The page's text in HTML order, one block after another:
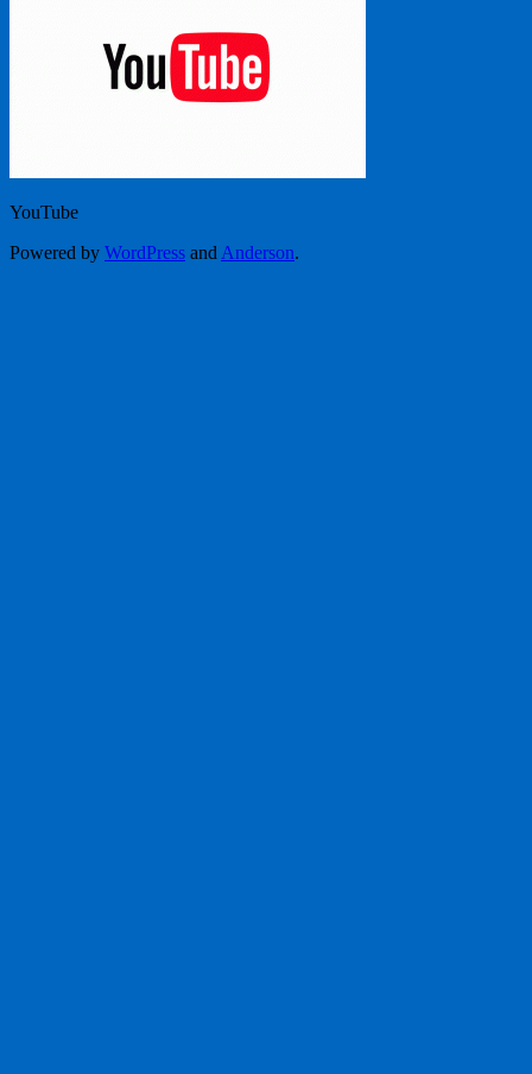
YouTube
Powered by WordPress and Anderson.